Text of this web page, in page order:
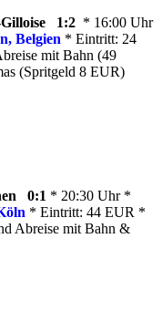
1:2 * 16:00 Uhr
Belgien * Eintritt: 24
mit Bahn (49
(Spritgeld 8 EUR)
0:1 * 20:30 Uhr *
* Eintritt: 44 EUR *
Abreise mit Bahn &